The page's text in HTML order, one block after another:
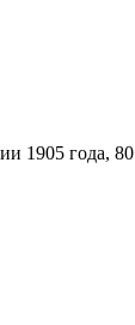
1905 года, 80